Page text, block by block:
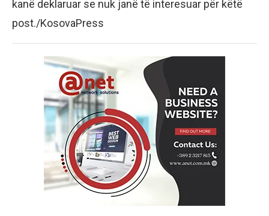
kanë deklaruar se nuk janë të interesuar për këtë
post./KosovaPress